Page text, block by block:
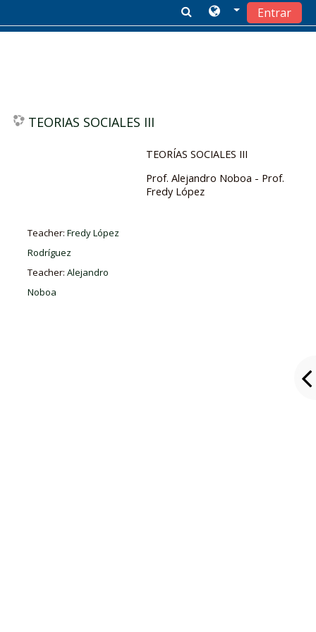
Entrar
TEORIAS SOCIALES III
TEORÍAS SOCIALES III
Prof. Alejandro Noboa - Prof.
Fredy López
Teacher:Fredy López
Rodríguez
Teacher:Alejandro
Noboa